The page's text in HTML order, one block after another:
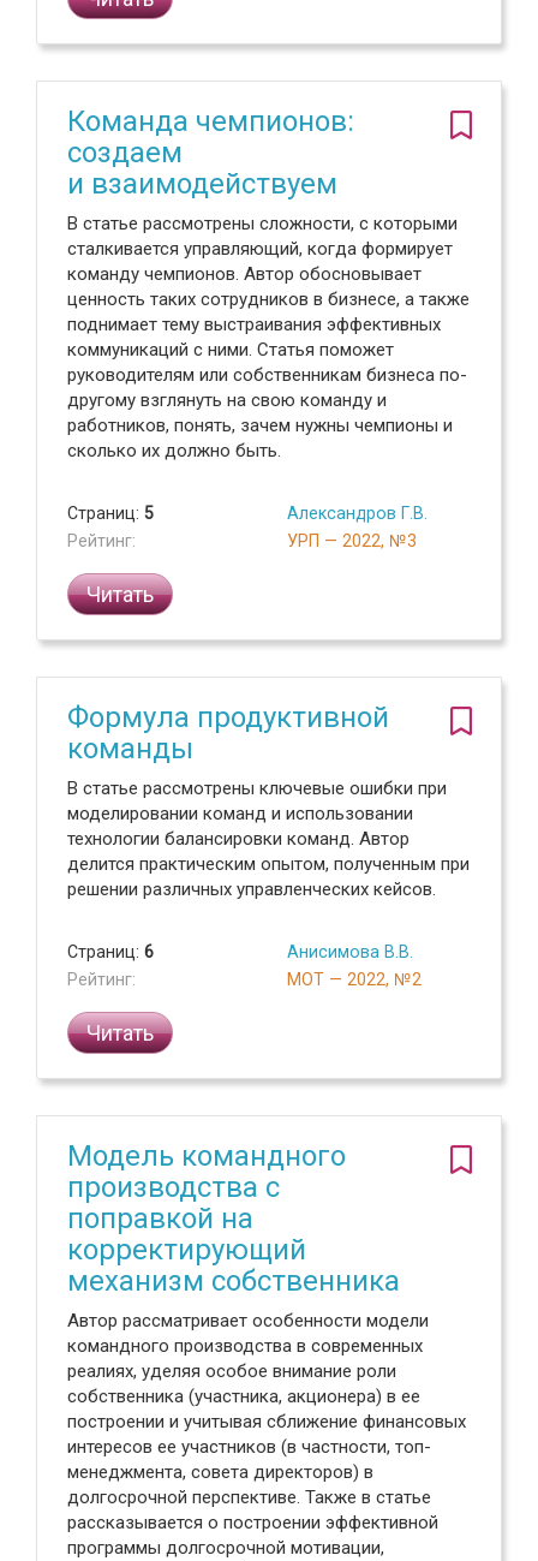
Команда чемпионов:
создаем
и взаимодействуем
В статье рассмотрены сложности, с которыми
сталкивается управляющий, когда формирует
команду чемпионов. Автор обосновывает
ценность таких сотрудников в бизнесе, а также
поднимает тему выстраивания эффективных
коммуникаций с ними. Статья поможет
руководителям или собственникам бизнеса по-
другому взглянуть на свою команду и
работников, понять, зачем нужны чемпионы и
сколько их должно быть.
Страниц: 5
Рейтинг:
Александров Г.В.
УРП — 2022, №3
Читать
Формула продуктивной
команды
В статье рассмотрены ключевые ошибки при
моделировании команд и использовании
технологии балансировки команд. Автор
делится практическим опытом, полученным при
решении различных управленческих кейсов.
Страниц: 6
Рейтинг:
Анисимова В.В.
МОТ — 2022, №2
Читать
Модель командного
производства с
поправкой на
корректирующий
механизм собственника
Автор рассматривает особенности модели
командного производства в современных
реалиях, уделяя особое внимание роли
собственника (участника, акционера) в ее
построении и учитывая сближение финансовых
интересов ее участников (в частности, топ-
менеджмента, совета директоров) в
долгосрочной перспективе. Также в статье
рассказывается о построении эффективной
программы долгосрочной мотивации,